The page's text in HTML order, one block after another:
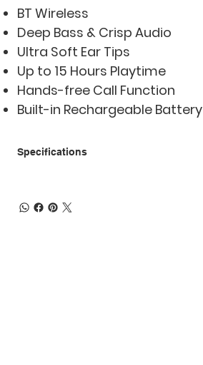
BT Wireless
Deep Bass & Crisp Audio
Ultra Soft Ear Tips
Up to 15 Hours Playtime
Hands-free Call Function
Built-in Rechargeable Battery
Specifications